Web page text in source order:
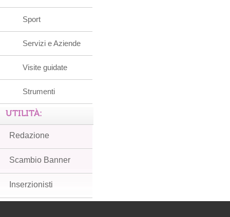
Sport
Servizi e Aziende
Visite guidate
Strumenti
UTILITÀ:
Redazione
Scambio Banner
Inserzionisti